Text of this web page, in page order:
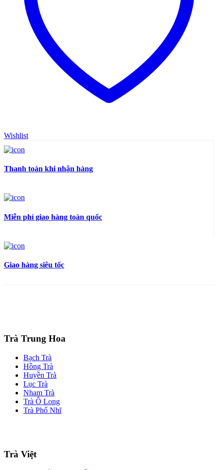
Wishlist
Thanh toán khi nhận hàng
Miễn phí giao hàng toàn quốc
Giao hàng siêu tốc
Trà Trung Hoa
Bạch Trà
Hồng Trà
Huyền Trà
Lục Trà
Nham Trà
Trà Ô Long
Trà Phổ Nhĩ
Trà Việt